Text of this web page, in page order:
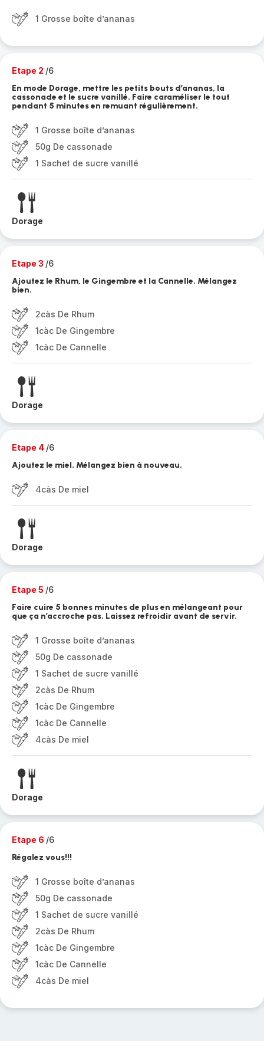
1 Grosse boîte d’ananas
Etape 2 /6
En mode Dorage, mettre les petits bouts d’ananas, la
cassonade et le sucre vanillé. Faire caraméliser le tout
pendant 5 minutes en remuant régulièrement.
1 Grosse boîte d’ananas
50g De cassonade
1 Sachet de sucre vanillé
Dorage
Etape 3 /6
Ajoutez le Rhum, le Gingembre et la Cannelle. Mélangez
bien.
2càs De Rhum
1càc De Gingembre
1càc De Cannelle
Dorage
Etape 4 /6
Ajoutez le miel. Mélangez bien à nouveau.
4càs De miel
Dorage
Etape 5 /6
Faire cuire 5 bonnes minutes de plus en mélangeant pour
que ça n’accroche pas. Laissez refroidir avant de servir.
1 Grosse boîte d’ananas
50g De cassonade
1 Sachet de sucre vanillé
2càs De Rhum
1càc De Gingembre
1càc De Cannelle
4càs De miel
Dorage
Etape 6 /6
Régalez vous!!!
1 Grosse boîte d’ananas
50g De cassonade
1 Sachet de sucre vanillé
2càs De Rhum
1càc De Gingembre
1càc De Cannelle
4càs De miel